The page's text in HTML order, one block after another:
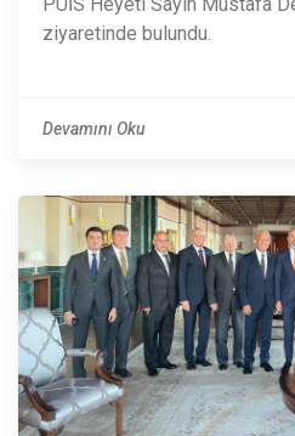
ziyaretinde bulundu.
Devamını Oku